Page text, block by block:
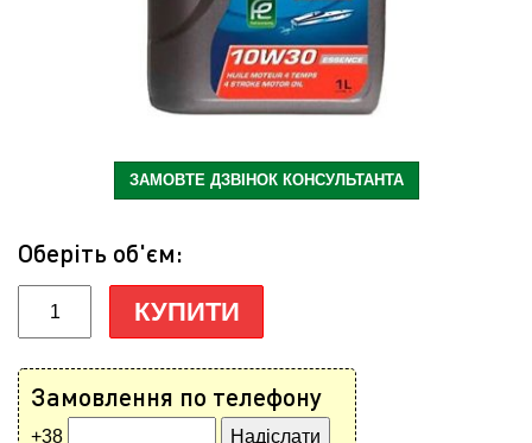
ЗАМОВТЕ ДЗВІНОК КОНСУЛЬТАНТА
Оберіть об'єм:
КУПИТИ
Замовлення по телефону
+38